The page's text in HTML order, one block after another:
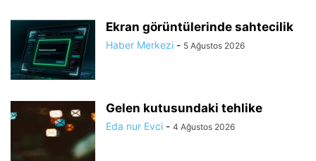
Ekran görüntülerinde sahtecilik
Haber Merkezi - 5 Ağustos 2026
Gelen kutusundaki tehlike
Eda nur Evci - 4 Ağustos 2026